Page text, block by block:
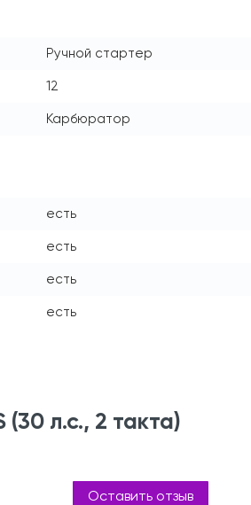
Ручной стартер
12
Карбюратор
есть
есть
есть
есть
л.с., 2 такта)
Оставить отзыв